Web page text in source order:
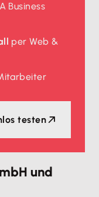
Business
per Web &
testen
und